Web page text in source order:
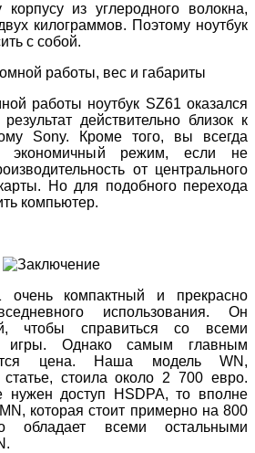
из углеродного волокна,
килограммов. Поэтому ноутбук
с собой.
работы ноутбук SZ61 оказался
действительно близок к
Sony. Кроме того, вы всегда
экономичный режим, если не
от центрального
Но для подобного перехода
компьютер.
очень компактный и прекрасно
использования. Он
чтобы справиться со всеми
игры. Однако самым главным
цена. Наша модель WN,
статье, стоила около 2 700 евро.
доступ HSDPA, то вполне
которая стоит примерно на 800
всеми остальными